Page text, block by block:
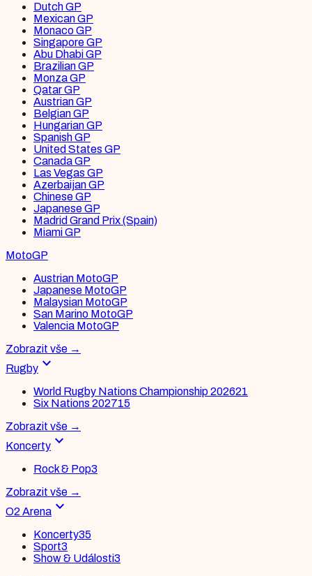
Dutch GP
Mexican GP
Monaco GP
Singapore GP
Abu Dhabi GP
Brazilian GP
Monza GP
Qatar GP
Austrian GP
Belgian GP
Hungarian GP
Spanish GP
United States GP
Canada GP
Las Vegas GP
Azerbaijan GP
Chinese GP
Japanese GP
Madrid Grand Prix (Spain)
Miami GP
MotoGP
Austrian MotoGP
Japanese MotoGP
Malaysian MotoGP
San Marino MotoGP
Valencia MotoGP
Zobrazit vše →
Rugby expand_more
World Rugby Nations Championship 202621
Six Nations 202715
Zobrazit vše →
Koncerty expand_more
Rock & Pop3
Zobrazit vše →
O2 Arena expand_more
Koncerty35
Sport3
Show & Události3